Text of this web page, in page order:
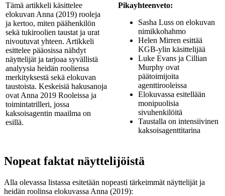
Tämä artikkeli käsittelee
elokuvan Anna (2019) rooleja
ja kertoo, miten päähenkilön
sekä tukiroolien taustat ja urat
nivoutuvat yhteen. Artikkeli
esittelee pääosissa nähdyt
näyttelijät ja tarjoaa syvällistä
analyysia heidän rooliensa
merkityksestä sekä elokuvan
taustoista. Keskeisiä hakusanoja
ovat Anna 2019 Rooleissa ja
toimintatrilleri, jossa
kaksoisagentin maailma on
esillä.
Pikayhteenveto:
Sasha Luss on elokuvan
nimikkohahmo
Helen Mirren esittää
KGB-ylin käsittelijää
Luke Evans ja Cillian
Murphy ovat
päätoimijoita
agenttirooleissa
Elokuvassa esitellään
monipuolisia
sivuhenkilöitä
Taustalla on intensiivinen
kaksoisagenttitarina
Nopeat faktat näyttelijöistä
Alla olevassa listassa esitetään nopeasti tärkeimmät näyttelijät ja
heidän roolinsa elokuvassa Anna (2019):